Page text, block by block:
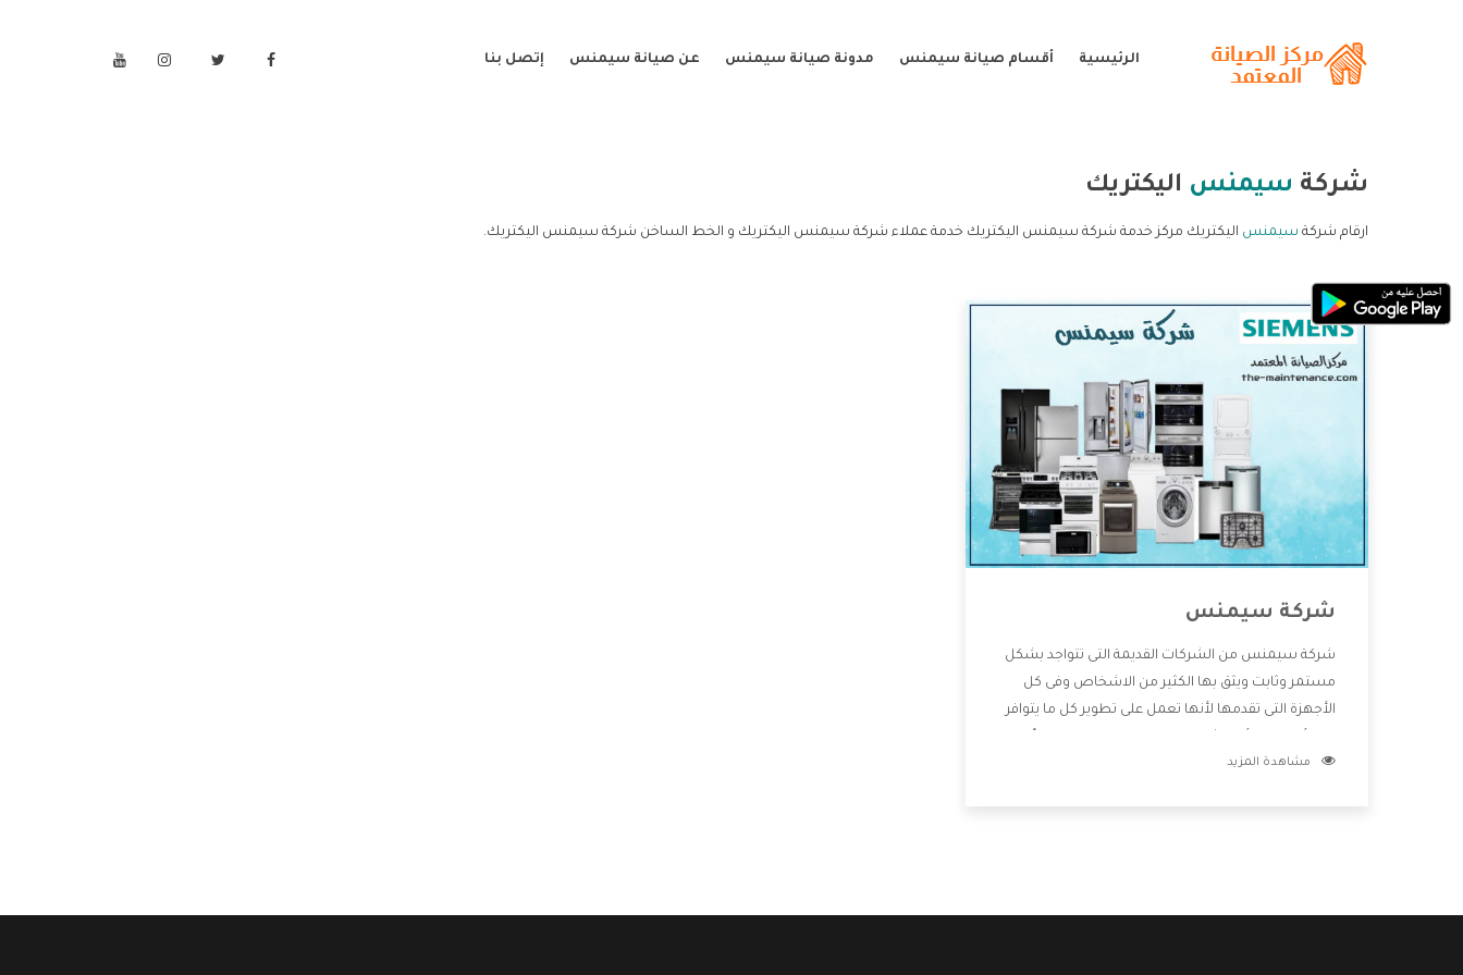
الرئيسية أقسام صيانة سيمنس مدونة صيانة سيمنس عن صيانة سيمنس إتصل بنا
شركة سيمنس اليكتريك
ارقام شركة سيمنس اليكتريك مركز خدمة شركة سيمنس اليكتريك خدمة عملاء شركة سيمنس اليكتريك و الخط الساخن شركة سيمنس اليكتريك.
شركة سيمنس
شركة سيمنس من الشركات القديمة التى تتواجد بشكل
مستمر وثابت ويثق بها الكثير من الاشخاص وفى كل
الأجهزة التى تقدمها لأنها تعمل على تطوير كل ما يتوافر
خدمات ما بعد البيع مع المنتجات وتقدم للعملاء أقوى
مشاهدة المزيد